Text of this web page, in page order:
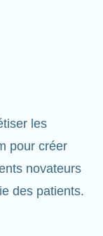
les
pour créer
novateurs
des patients.